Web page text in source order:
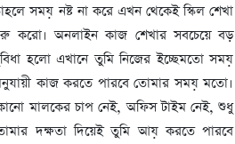
সময় নষ্ট না করে এখন থেকেই স্কিল শেখা
করো। অনলাইন কাজ শেখার সবচেয়ে বড়
হলো এখানে তুমি নিজের ইচ্ছেমতো সময়
কাজ করতে পারবে তোমার সময় মতো।
মালকের চাপ নেই, অফিস টাইম নেই, শুধু
দক্ষতা দিয়েই তুমি আয় করতে পারবে